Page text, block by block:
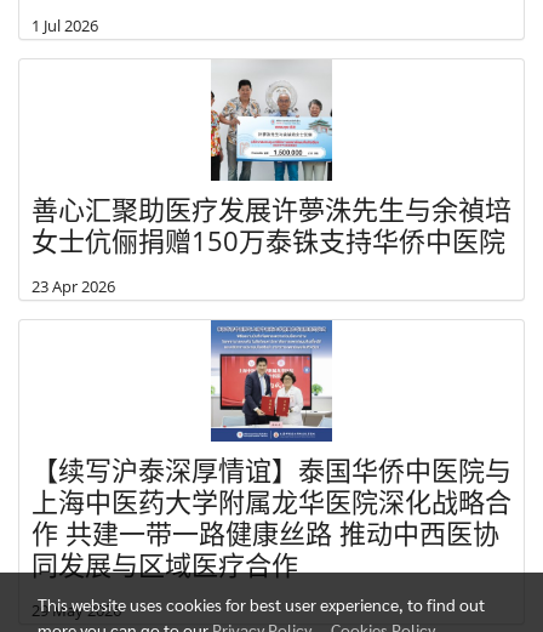
1 Jul 2026
善心汇聚助医疗发展许夢洙先生与余禎培
女士伉俪捐赠150万泰铢支持华侨中医院
23 Apr 2026
【续写沪泰深厚情谊】泰国华侨中医院与
上海中医药大学附属龙华医院深化战略合
作 共建一带一路健康丝路 推动中西医协
同发展与区域医疗合作
29 May 2026
This website uses cookies for best user experience, to find out